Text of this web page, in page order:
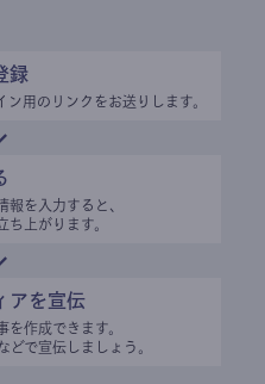
録
ン用のリンクをお送りします。
報を入力すると、
ち上がります。
アを宣伝
を作成できます。
どで宣伝しましょう。